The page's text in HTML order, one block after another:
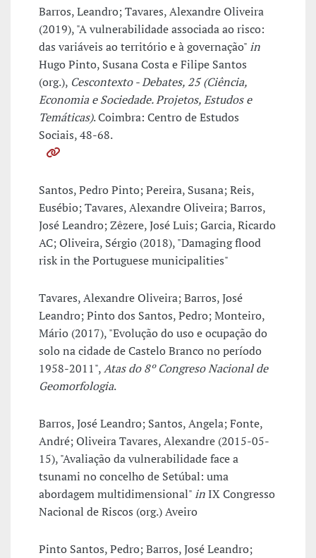
Barros, Leandro; Tavares, Alexandre Oliveira
(2019), "A vulnerabilidade associada ao risco:
das variáveis ao território e à governação"in
Hugo Pinto, Susana Costa e Filipe Santos
(org.), Cescontexto - Debates, 25 (Ciência,
Economia e Sociedade. Projetos, Estudos e
Temáticas). Coimbra: Centro de Estudos
Sociais, 48-68.
Santos, Pedro Pinto; Pereira, Susana; Reis,
Eusébio; Tavares, Alexandre Oliveira; Barros,
José Leandro; Zêzere, José Luis; Garcia, Ricardo
AC; Oliveira, Sérgio (2018), "Damaging flood
risk in the Portuguese municipalities"
Tavares, Alexandre Oliveira; Barros, José
Leandro; Pinto dos Santos, Pedro; Monteiro,
Mário (2017), "Evolução do uso e ocupação do
solo na cidade de Castelo Branco no período
1958-2011",Atas do 8º Congreso Nacional de
Geomorfologia.
Barros, José Leandro; Santos, Angela; Fonte,
André; Oliveira Tavares, Alexandre (2015-05-
15), "Avaliação da vulnerabilidade face a
tsunami no concelho de Setúbal: uma
abordagem multidimensional"in IX Congresso
Nacional de Riscos (org.) Aveiro
Pinto Santos, Pedro; Barros, José Leandro;